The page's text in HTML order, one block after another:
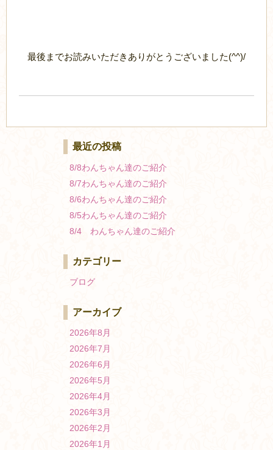
最後までお読みいただきありがとうございました(^^)/
最近の投稿
8/8わんちゃん達のご紹介
8/7わんちゃん達のご紹介
8/6わんちゃん達のご紹介
8/5わんちゃん達のご紹介
8/4 わんちゃん達のご紹介
カテゴリー
ブログ
アーカイブ
2026年8月
2026年7月
2026年6月
2026年5月
2026年4月
2026年3月
2026年2月
2026年1月